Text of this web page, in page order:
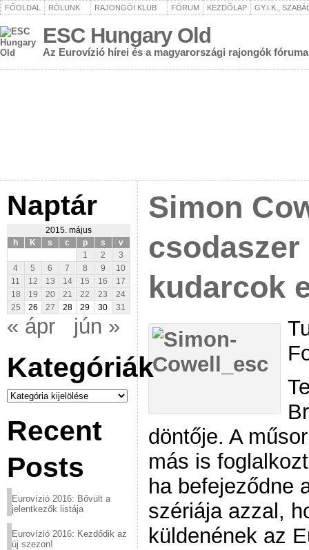
FŐOLDAL RÓLUNK RAJONGÓI KLUB FÓRUM KEZDŐLAP GY.I.K.,
ESC Hungary Old
Az Eurovízió hírei és a magyarországi rajongók fóruma
Naptár
2015. május
h
K s c p s
v
1
2
3
4
5 6 7 8 9
10
11
12 13 14 15 16
17
18
19 20 21 22 23
24
25
26 27 28 29 30 31
« ápr jún »
Kategóriák
Kategóriák
Recent
Posts
Eurovízió 2016: Bővült a
jelentkezők listája
Eurovízió 2016: Kezdődik az
új szezon!
Simon
kudarcok
döntője. A
más is
ha befejeződne
szériája azzal,
küldenének az